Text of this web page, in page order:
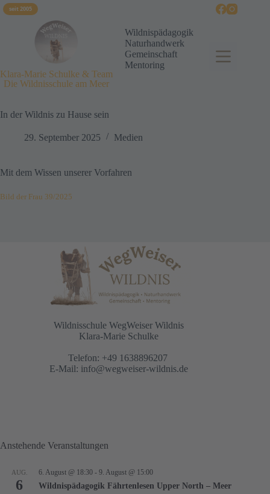
seit 2005
Klara-Marie Schulke & Team
Die Wildnisschule am Meer
Wildnispädagogik
Naturhandwerk
Gemeinschaft
Mentoring
In der Wildnis zu Hause sein
29. September 2025 Medien
Mit dem Wissen unserer Vorfahren
Bild der Frau 39/2025
Wildnisschule WegWeiser Wildnis
Klara-Marie Schulke
Telefon: +49 1638896207
E-Mail: info@wegweiser-wildnis.de
Anstehende Veranstaltungen
AUG.
6
6. August @ 18:30 - 9. August @ 15:00
Wildnispädagogik Fährtenlesen Upper North – Meer